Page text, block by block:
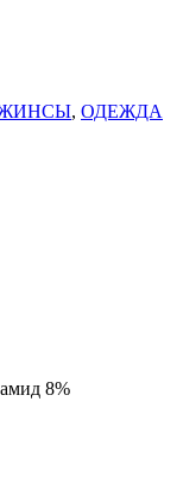
, ОДЕЖДА
8%